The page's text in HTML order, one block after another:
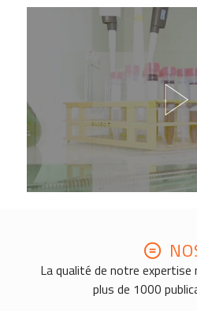
La qualité de notre expertise
plus de 1000